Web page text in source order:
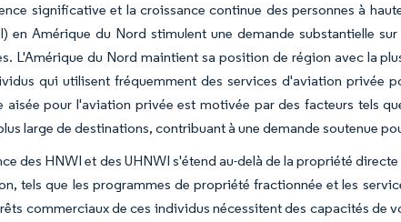
significative et la croissance continue des personnes à
en Amérique du Nord stimulent une demande substantielle
L'Amérique du Nord maintient sa position de région avec la
qui utilisent fréquemment des services d'aviation privée
aisée pour l'aviation privée est motivée par des facteurs tels
large de destinations, contribuant à une demande soutenue
des HNWI et des UHNWI s'étend au-delà de la propriété
tels que les programmes de propriété fractionnée et les
commerciaux de ces individus nécessitent des capacités de